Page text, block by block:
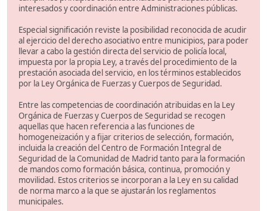
interesados y coordinación entre Administraciones públicas.
Especial significación reviste la posibilidad reconocida de acudir
al ejercicio del derecho asociativo entre municipios, para poder
llevar a cabo la gestión directa del servicio de policía local,
impuesta por la propia Ley, a través del procedimiento de la
prestación asociada del servicio, en los términos establecidos
por la Ley Orgánica de Fuerzas y Cuerpos de Seguridad.
Entre las competencias de coordinación atribuidas en la Ley
Orgánica de Fuerzas y Cuerpos de Seguridad se recogen
aquellas que hacen referencia a las funciones de
homogeneización y a fijar criterios de selección, formación,
incluida la creación del Centro de Formación Integral de
Seguridad de la Comunidad de Madrid tanto para la formación
de mandos como formación básica, continua, promoción y
movilidad. Estos criterios se incorporan a la Ley en su calidad
de norma marco a la que se ajustarán los reglamentos
municipales.